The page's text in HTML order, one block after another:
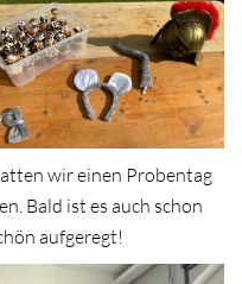
wir einen Probentag
Bald ist es auch schon
aufgeregt!